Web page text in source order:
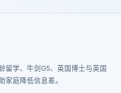
留学、牛剑G5、英国博士与英国
家庭降低信息差。